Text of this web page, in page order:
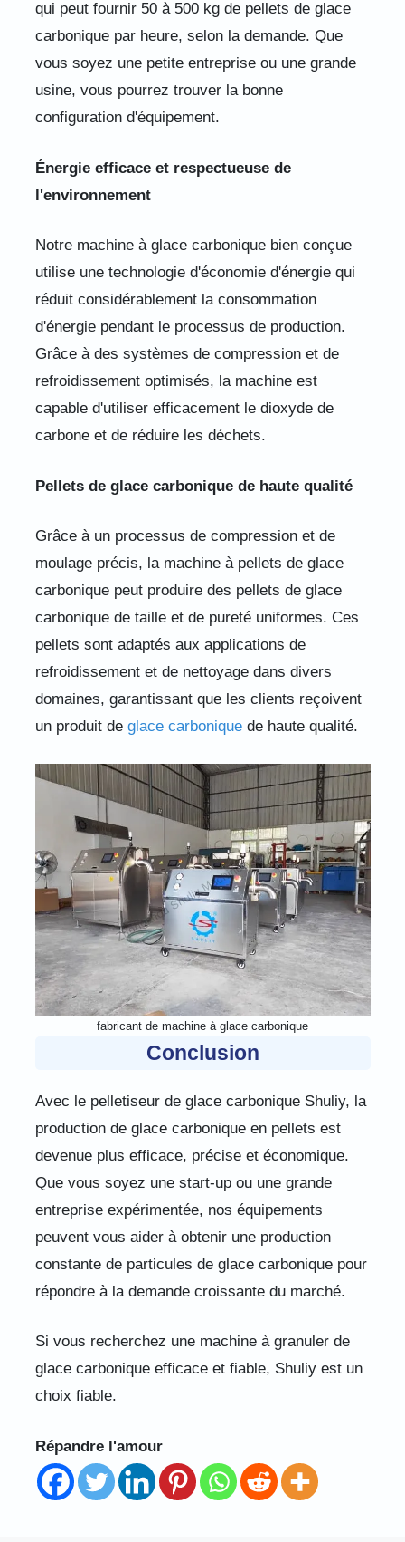
qui peut fournir 50 à 500 kg de pellets de glace
carbonique par heure, selon la demande. Que
vous soyez une petite entreprise ou une grande
usine, vous pourrez trouver la bonne
configuration d'équipement.
Énergie efficace et respectueuse de
l'environnement
Notre machine à glace carbonique bien conçue
utilise une technologie d'économie d'énergie qui
réduit considérablement la consommation
d'énergie pendant le processus de production.
Grâce à des systèmes de compression et de
refroidissement optimisés, la machine est
capable d'utiliser efficacement le dioxyde de
carbone et de réduire les déchets.
Pellets de glace carbonique de haute qualité
Grâce à un processus de compression et de
moulage précis, la machine à pellets de glace
carbonique peut produire des pellets de glace
carbonique de taille et de pureté uniformes. Ces
pellets sont adaptés aux applications de
refroidissement et de nettoyage dans divers
domaines, garantissant que les clients reçoivent
un produit de glace carboniquede haute qualité.
fabricant de machine à glace carbonique
Conclusion
Avec le pelletiseur de glace carbonique Shuliy, la
production de glace carbonique en pellets est
devenue plus efficace, précise et économique.
Que vous soyez une start-up ou une grande
entreprise expérimentée, nos équipements
peuvent vous aider à obtenir une production
constante de particules de glace carbonique pour
répondre à la demande croissante du marché.
Si vous recherchez une machine à granuler de
glace carbonique efficace et fiable, Shuliy est un
choix fiable.
Répandre l'amour